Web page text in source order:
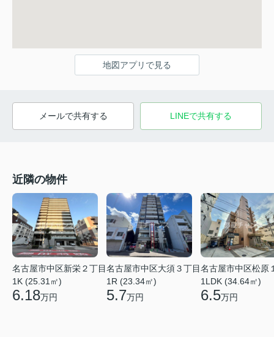
地図アプリで見る
メールで共有する LINEで共有する
近隣の物件
名古屋市中区新栄２丁目
1K (25.31㎡)
6.18万円
名古屋市中区大須３丁目
1R (23.34㎡)
5.7万円
名古屋市中区松原
1LDK (34.64㎡)
6.5万円